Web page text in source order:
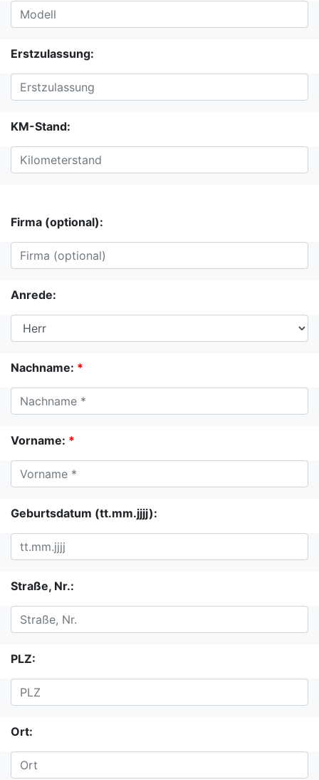
Erstzulassung:
KM-Stand:
Firma (optional):
Anrede:
Nachname: *
Vorname: *
Geburtsdatum (tt.mm.jjjj):
Straße, Nr.:
PLZ:
Ort: